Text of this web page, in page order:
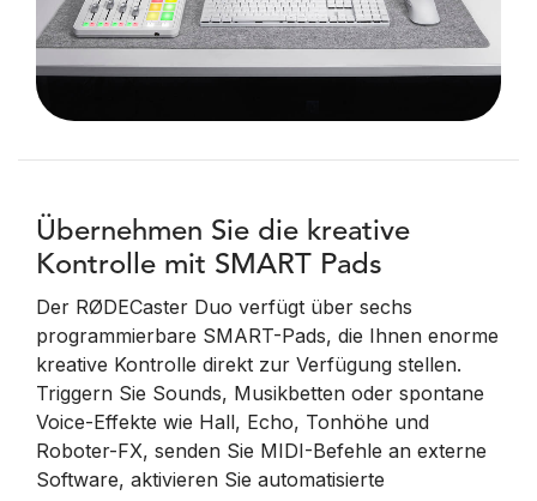
Übernehmen Sie die kreative
Kontrolle mit SMART Pads
Der RØDECaster Duo verfügt über sechs
programmierbare SMART-Pads, die Ihnen enorme
kreative Kontrolle direkt zur Verfügung stellen.
Triggern Sie Sounds, Musikbetten oder spontane
Voice-Effekte wie Hall, Echo, Tonhöhe und
Roboter-FX, senden Sie MIDI-Befehle an externe
Software, aktivieren Sie automatisierte